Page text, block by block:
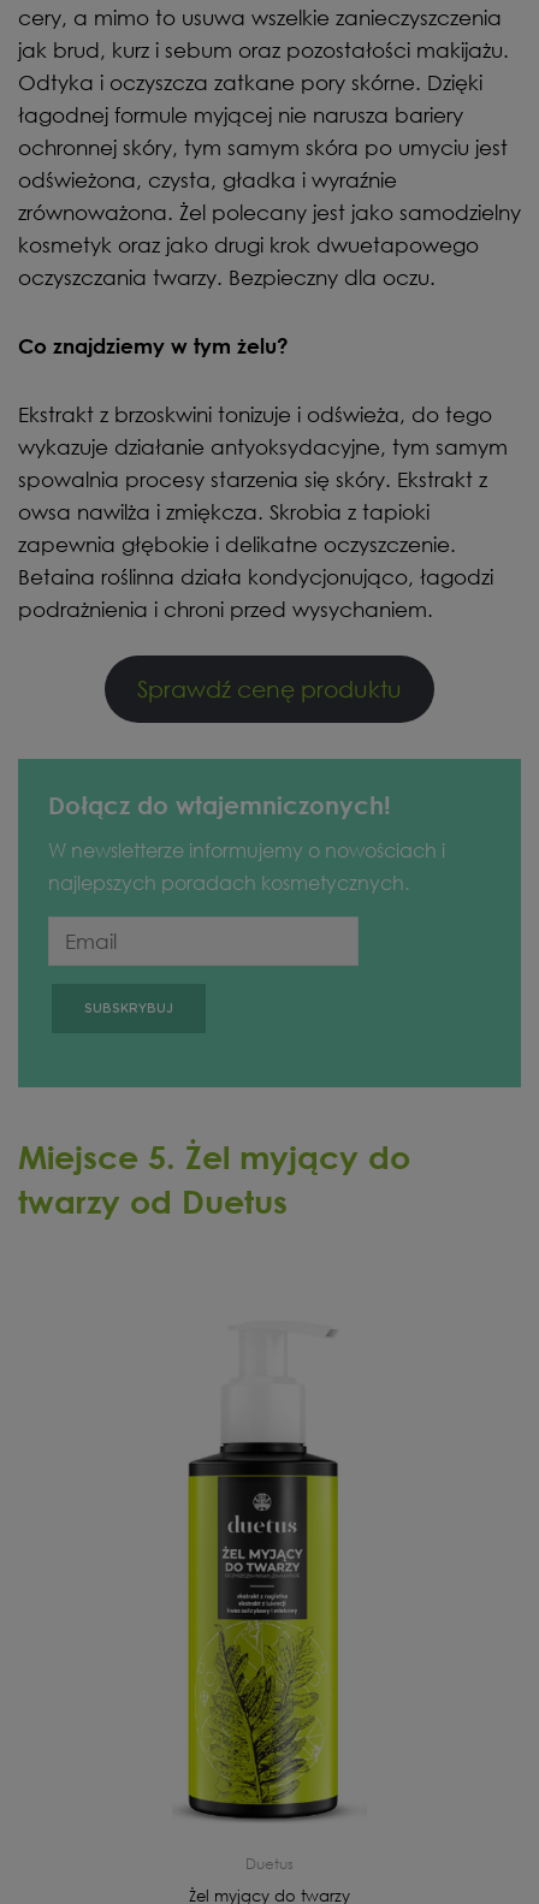
cery, a mimo to usuwa wszelkie zanieczyszczenia
jak brud, kurz i sebum oraz pozostałości makijażu.
Odtyka i oczyszcza zatkane pory skórne. Dzięki
łagodnej formule myjącej nie narusza bariery
ochronnej skóry, tym samym skóra po umyciu jest
odświeżona, czysta, gładka i wyraźnie
zrównoważona. Żel polecany jest jako samodzielny
kosmetyk oraz jako drugi krok dwuetapowego
oczyszczania twarzy. Bezpieczny dla oczu.
Co znajdziemy w tym żelu?
Ekstrakt z brzoskwini tonizuje i odświeża, do tego
wykazuje działanie antyoksydacyjne, tym samym
spowalnia procesy starzenia się skóry. Ekstrakt z
owsa nawilża i zmiękcza. Skrobia z tapioki
zapewnia głębokie i delikatne oczyszczenie.
Betaina roślinna działa kondycjonująco, łagodzi
podrażnienia i chroni przed wysychaniem.
Sprawdź cenę produktu
Dołącz do wtajemniczonych!
W newsletterze informujemy o nowościach i
najlepszych poradach kosmetycznych.
Miejsce 5. Żel myjący do
twarzy od Duetus
Duetus
Żel myjący do twarzy